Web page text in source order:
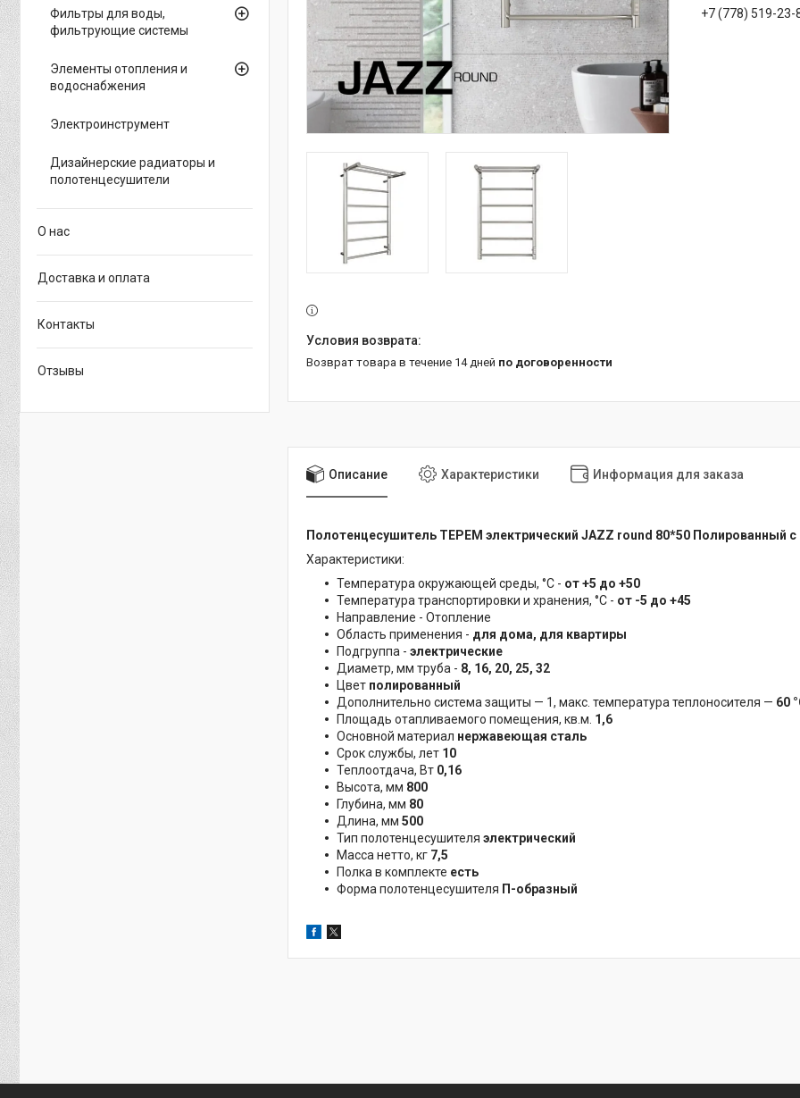
+7 (778) 519-23-
возврат товара в течение 14 дней по договоренности
Описание Характеристики Информация для заказа
Полотенцесушитель ТЕРЕМ электрический JAZZ round 80*50 Полированный с
Характеристики:
Температура окружающей среды, °С - от +5 до +50
Температура транспортировки и хранения, °С - от -5 до +45
Направление - Отопление
Область применения - для дома, для квартиры
Подгруппа - электрические
Диаметр, мм труба - 8, 16, 20, 25, 32
Цвет полированный
Дополнительно система защиты — 1, макс. температура теплоносителя — 60
Площадь отапливаемого помещения, кв.м. 1,6
Основной материал нержавеющая сталь
Срок службы, лет 10
Теплоотдача, Вт 0,16
Высота, мм 800
Глубина, мм 80
Длина, мм 500
Тип полотенцесушителя электрический
Масса нетто, кг 7,5
Полка в комплекте есть
Форма полотенцесушителя П-образный
Фильтры для воды,
фильтрующие системы
Элементы отопления и
водоснабжения
Электроинструмент
Дизайнерские радиаторы и
полотенцесушители
О нас
Доставка и оплата
Контакты
Отзывы